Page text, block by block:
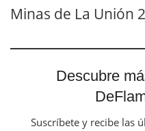
Minas de La Unión
Descubre
Suscríbete y recibe las